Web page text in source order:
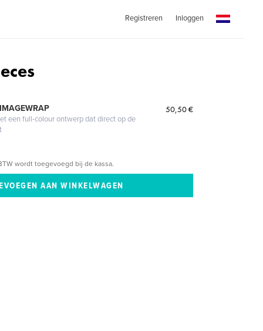
Registreren Inloggen
een full-colour ontwerp dat direct op de
50,50 €
wordt toegevoegd bij de kassa.